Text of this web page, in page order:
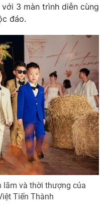
Việt Nam
điện tử số 483/GP-BTTTT
Hạnh, Phạm Quốc Thắng,
355 932
897
3 màn trình diễn cùng
đáo.
lãm và thời thượng của
Tiến Thành